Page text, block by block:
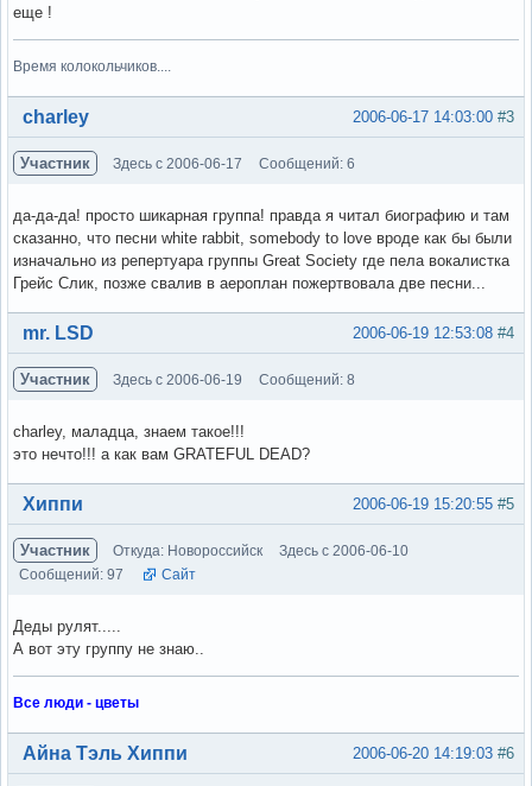
еще !
Время колокольчиков....
Вне форума #3
2006-06-17 14:03:00
charley
Участник Здесь с 2006-06-17 Сообщений: 6
да-да-да! просто шикарная группа! правда я читал биографию и там
сказанно, что песни white rabbit, somebody to love вроде как бы были
изначально из репертуара группы Great Society где пела вокалистка
Грейс Слик, позже свалив в аероплан пожертвовала две песни...
Вне форума #4
2006-06-19 12:53:08
mr. LSD
Участник Здесь с 2006-06-19 Сообщений: 8
charley, маладца, знаем такое!!!
это нечто!!! а как вам GRATEFUL DEAD?
Вне форума #5
2006-06-19 15:20:55
Хиппи
Участник Откуда: Новороссийск
Здесь с 2006-06-10
Сообщений: 97
Сайт
Деды рулят.....
А вот эту группу не знаю..
Все люди - цветы
Вне форума #6
2006-06-20 14:19:03
Айна Тэль Хиппи